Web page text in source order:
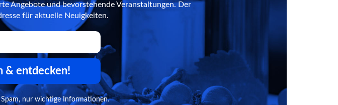
Angebote und bevorstehende Veranstaltungen. Der
für aktuelle Neuigkeiten.
& entdecken!
Spam, nur wichtige Informationen.